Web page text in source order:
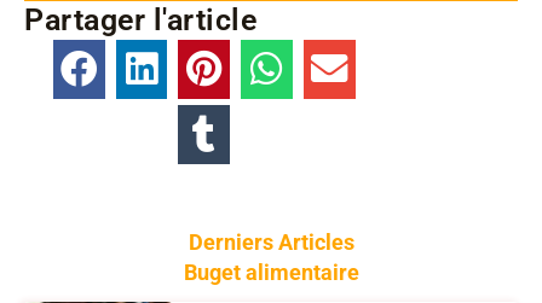
Partager l'article
Derniers Articles
Buget alimentaire